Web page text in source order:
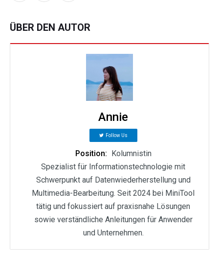
ÜBER DEN AUTOR
Annie
Follow Us
Position: Kolumnistin
Spezialist für Informationstechnologie mit
Schwerpunkt auf Datenwiederherstellung und
Multimedia-Bearbeitung. Seit 2024 bei MiniTool
tätig und fokussiert auf praxisnahe Lösungen
sowie verständliche Anleitungen für Anwender
und Unternehmen.